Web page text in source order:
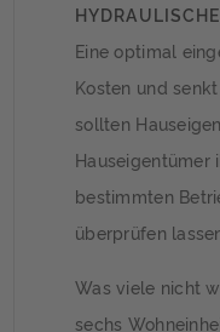
FRISTEN
Eine optimal
Kosten und
sollten
Hauseigentümer
bestimmten
überprüfen
Was viele nicht
sechs